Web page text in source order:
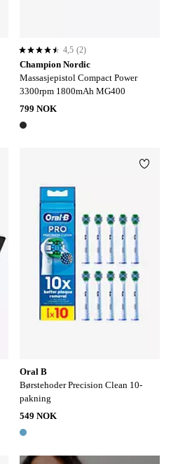
Champion Nordic
Massasjepistol Compact Power
3300rpm 1800mAh MG400
799 NOK
1 farge
4,5 basert på 2 karaktergivninger
4,5 (2)
til favoritter
Oral B
Børstehoder Precision Clean 10-
pakning
549 NOK
1 farge